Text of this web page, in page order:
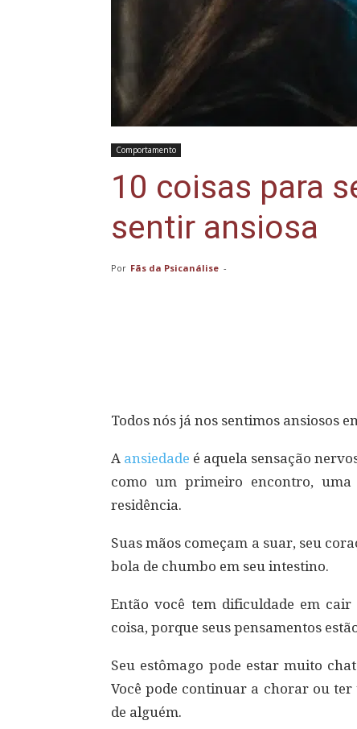
Comportamento
10 coisas para
sentir ansiosa
Por Fãs da Psicanálise -
Todos nós já nos sentimos ansiosos
A ansiedade é aquela sensação
como um primeiro encontro,
residência.
Suas mãos começam a suar, seu
bola de chumbo em seu intestino.
Então você tem dificuldade em
coisa, porque seus pensamentos
Seu estômago pode estar muito
Você pode continuar a chorar ou
de alguém.